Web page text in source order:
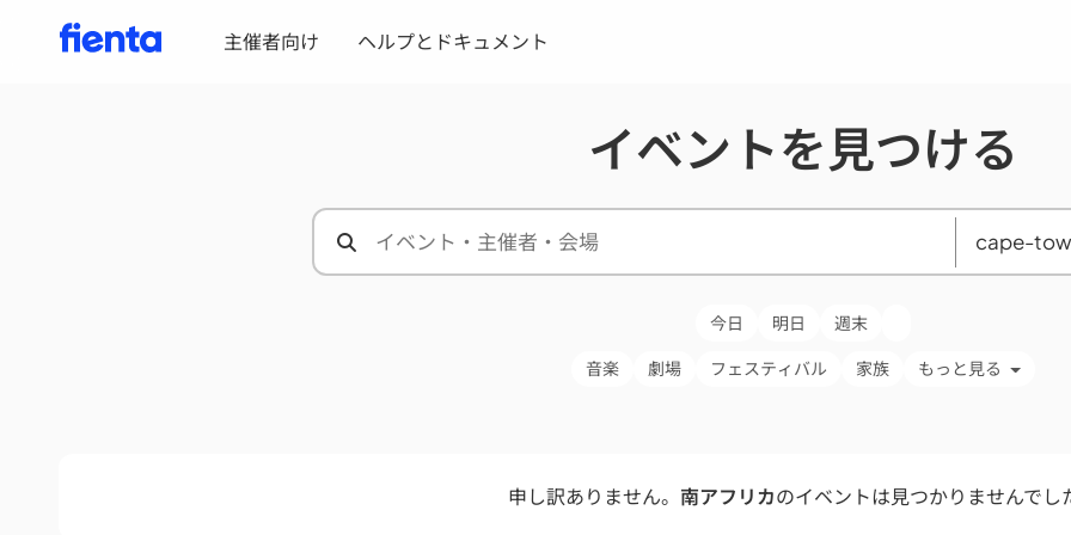
主催者向け ヘルプとドキュメント
イベントを見つける
今日 明日 週末
音楽 劇場 フェスティバル 家族 もっと見る
申し訳ありません。 南アフリカのイベントは見つかりませんでし